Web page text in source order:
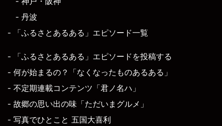
- 丹波
- 「ふるさとあるある」エピソード一覧
- 「ふるさとあるある」エピソードを投稿する
- 何が始まるの？「なくなったものあるある」
- 不定期連載コンテンツ「君ノ名ハ」
- 故郷の思い出の味「ただいまグルメ」
- 写真でひとこと 五国大喜利